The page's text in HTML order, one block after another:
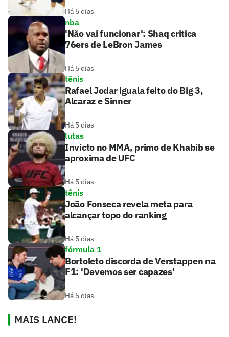
Há 5 dias
nba
'Não vai funcionar': Shaq critica
76ers de LeBron James
Há 5 dias
tênis
Rafael Jodar iguala feito do Big 3,
Alcaraz e Sinner
Há 5 dias
lutas
Invicto no MMA, primo de Khabib se
aproxima de UFC
Há 5 dias
tênis
João Fonseca revela meta para
alcançar topo do ranking
Há 5 dias
fórmula 1
Bortoleto discorda de Verstappen na
F1: 'Devemos ser capazes'
Há 5 dias
MAIS LANCE!